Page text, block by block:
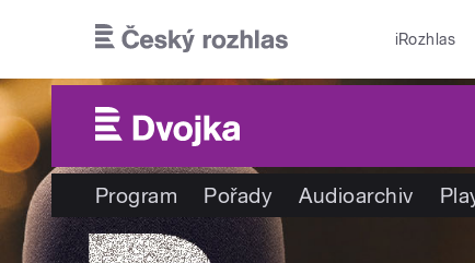
iRozhlas
Program Pořady Audioarchiv